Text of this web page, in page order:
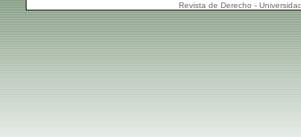
Revista de Derecho -